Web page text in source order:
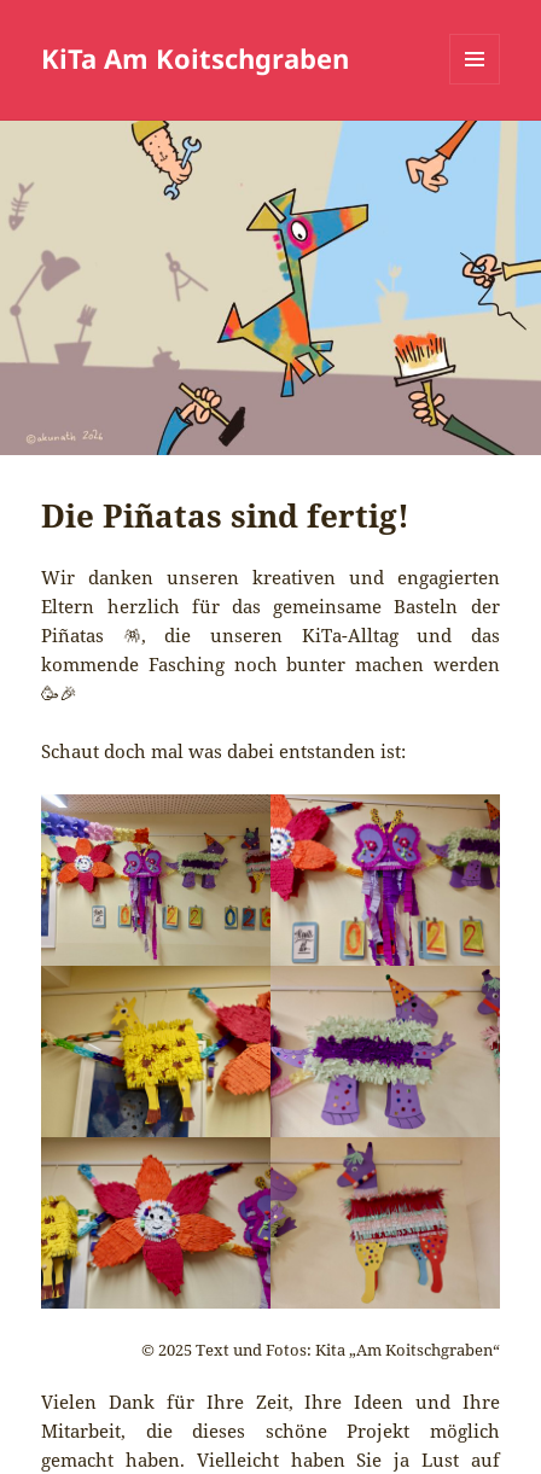
KiTa Am Koitschgraben
WIDGETS
Die Piñatas sind fertig!
Wir danken unseren kreativen und engagierten
Eltern herzlich für das gemeinsame Basteln der
Piñatas 🪅, die unseren KiTa-Alltag und das
kommende Fasching noch bunter machen werden
🥳🎉
Schaut doch mal was dabei entstanden ist:
© 2025 Text und Fotos: Kita „Am Koitschgraben“
Vielen Dank für Ihre Zeit, Ihre Ideen und Ihre
Mitarbeit, die dieses schöne Projekt möglich
gemacht haben. Vielleicht haben Sie ja Lust auf